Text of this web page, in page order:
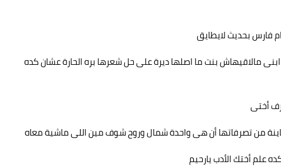
فارس بحديث لايطايق
مالاقيهاش بنت ما اصلها ديرة على حل شعرها بره الحارة عشان كده
أختى
من تصرفاتها أن هى واحدة شمال وروح شوف مين اللى ماشية معاه
علم أختك الأدب يارحيم